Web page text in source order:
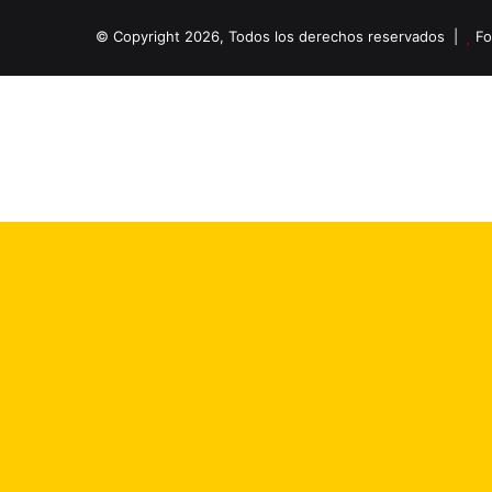
© Copyright 2026, Todos los derechos reservados |